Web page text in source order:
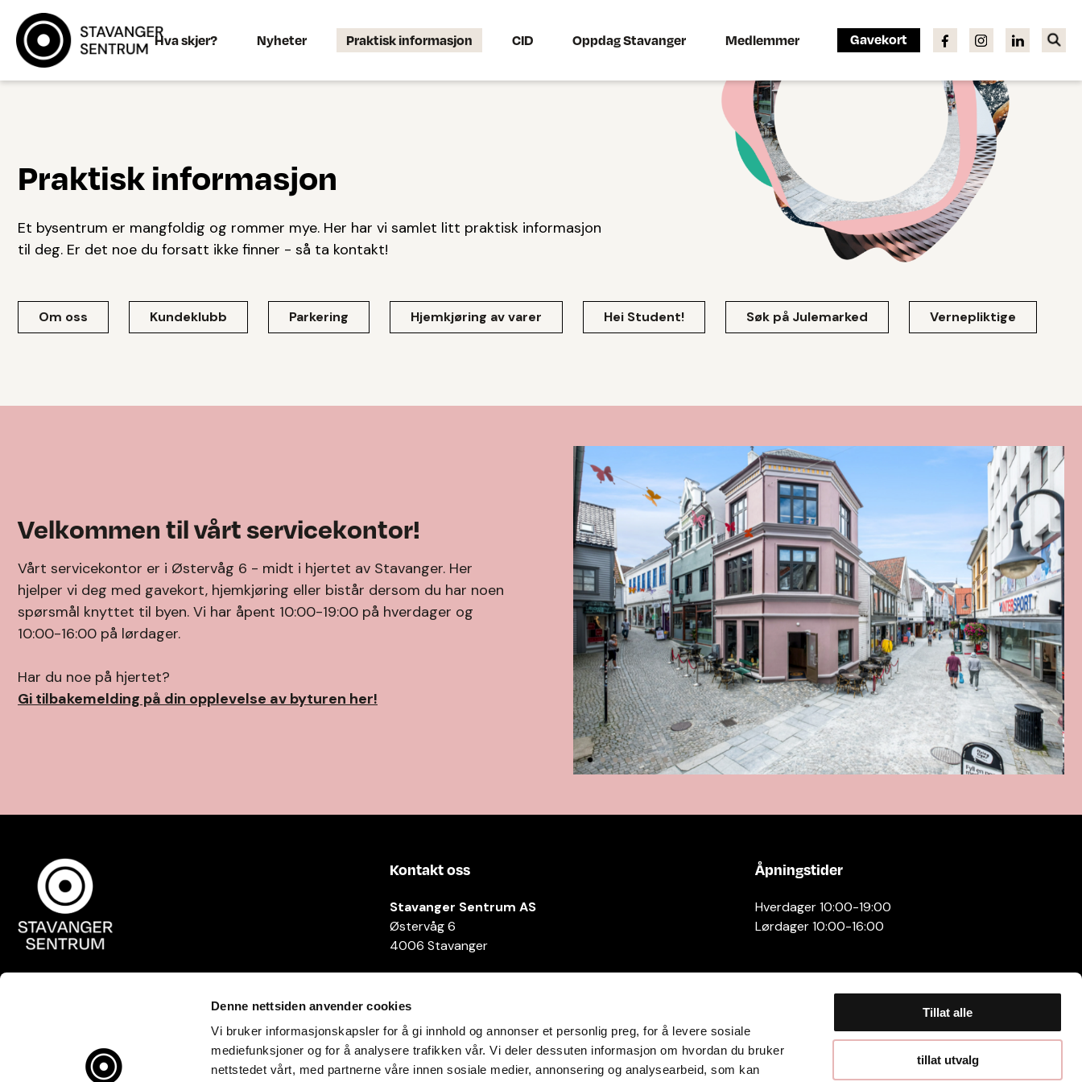
Denne nettsiden anvender cookies
Vi bruker informasjonskapsler for å gi innhold og annonser et personlig preg, for å levere sosiale
mediefunksjoner og for å analysere trafikken vår. Vi deler dessuten informasjon om hvordan du bruker
nettstedet vårt, med partnerne våre innen sosiale medier, annonsering og analysearbeid, som kan
Tillat alle
tillat utvalg
Hva skjer? Nyheter Praktisk informasjon CID Oppdag Stavanger Medlemmer Gavekort
Praktisk informasjon
Et bysentrum er mangfoldig og rommer mye. Her har vi samlet litt praktisk informasjon
til deg. Er det noe du forsatt ikke finner - så ta kontakt!
Om oss Kundeklubb Parkering Hjemkjøring av varer Hei Student! Søk på Julemarked Vernepliktige
Velkommen til vårt servicekontor!
Vårt servicekontor er i Østervåg 6 - midt i hjertet av Stavanger. Her
hjelper vi deg med gavekort, hjemkjøring eller bistår dersom du har noen
spørsmål knyttet til byen. Vi har åpent 10:00-19:00 på hverdager og
10:00-16:00 på lørdager.
Har du noe på hjertet?
Gi tilbakemelding på din opplevelse av byturen her!
Kontakt oss
Stavanger Sentrum AS
Østervåg 6
4006 Stavanger
E-post:
Personvernerklæring
Cookies
Åpningstider
Hverdager 10:00-19:00
Lørdager 10:00-16:00